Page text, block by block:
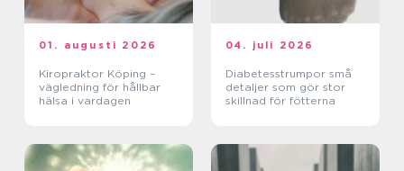
01. augusti 2026
Kiropraktor Köping –
vägledning för hållbar
hälsa i vardagen
04. juli 2026
Diabetesstrumpor små
detaljer som gör stor
skillnad för fötterna